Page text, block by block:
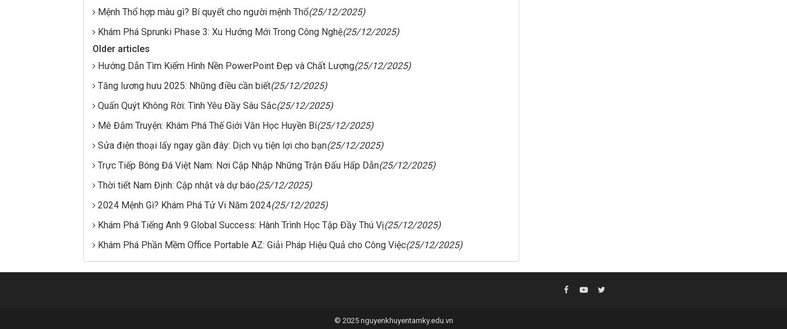
Mệnh Thổ hợp màu gì? Bí quyết cho người mệnh Thổ(25/12/2025)
Khám Phá Sprunki Phase 3: Xu Hướng Mới Trong Công Nghệ(25/12/2025)
Older articles
Hướng Dẫn Tìm Kiếm Hình Nền PowerPoint Đẹp và Chất Lượng(25/12/2025)
Tăng lương hưu 2025: Những điều cần biết(25/12/2025)
Quấn Quýt Không Rời: Tình Yêu Đầy Sâu Sắc(25/12/2025)
Mê Đắm Truyện: Khám Phá Thế Giới Văn Học Huyền Bí(25/12/2025)
Sửa điện thoại lấy ngay gần đây: Dịch vụ tiện lợi cho bạn(25/12/2025)
Trực Tiếp Bóng Đá Việt Nam: Nơi Cập Nhập Những Trận Đấu Hấp Dẫn(25/12/2025)
Thời tiết Nam Định: Cập nhật và dự báo(25/12/2025)
2024 Mệnh Gì? Khám Phá Tử Vi Năm 2024(25/12/2025)
Khám Phá Tiếng Anh 9 Global Success: Hành Trình Học Tập Đầy Thú Vị(25/12/2025)
Khám Phá Phần Mềm Office Portable AZ: Giải Pháp Hiệu Quả cho Công Việc(25/12/2025)
© 2025 nguyenkhuyentamky.edu.vn